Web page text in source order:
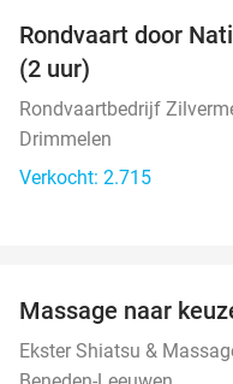
Rondvaart door
(2 uur)
Rondvaartbedrijf
Drimmelen
Verkocht: 2.715
Massage naar
Ekster Shiatsu &